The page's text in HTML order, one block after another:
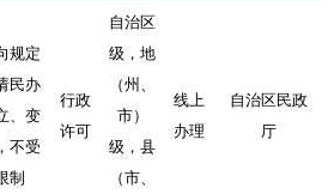
规定
民办
、变
不受
制
行政
许可
自治区
级，地
（州、
市）
级，县
（市、
线上
办理
自治区民政
厅